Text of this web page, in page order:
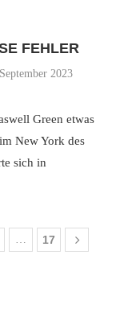
FEHLER
2023
Green etwas
New York des
sich in
… 17